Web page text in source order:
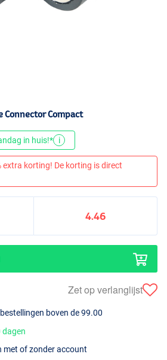
Connector Compact
in huis!* i
extra korting! De korting is direct
4.46
Zet op verlanglijst
boven de 99.00
dagen
met of zonder account